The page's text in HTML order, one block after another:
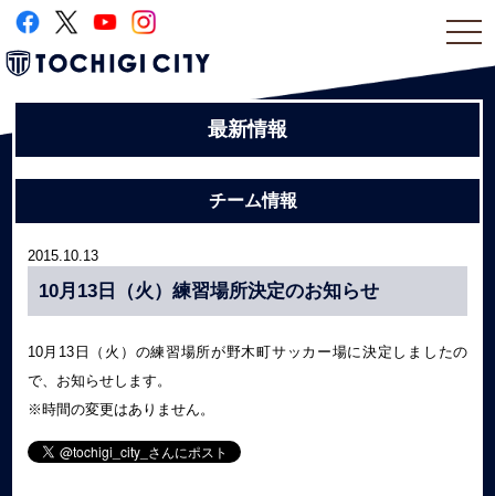
最新情報
チーム情報
2015.10.13
10月13日（火）練習場所決定のお知らせ
10月13日（火）の練習場所が野木町サッカー場に決定しましたの
で、お知らせします。
※時間の変更はありません。